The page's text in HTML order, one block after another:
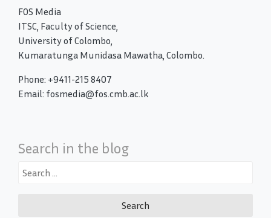
FOS Media
ITSC, Faculty of Science,
University of Colombo,
Kumaratunga Munidasa Mawatha, Colombo.
Phone: +9411-215 8407
Email: fosmedia@fos.cmb.ac.lk
Search in the blog
Search